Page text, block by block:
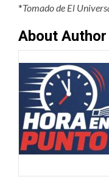
*Tomado de El
About Author